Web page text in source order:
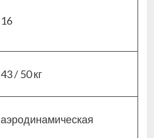
16
43 / 50 кг
аэродинамическая